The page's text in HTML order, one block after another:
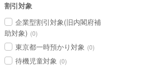
割引対象
企業型割引対象(旧内閣府補
助対象) (0)
東京都一時預かり対象 (0)
待機児童対象 (0)